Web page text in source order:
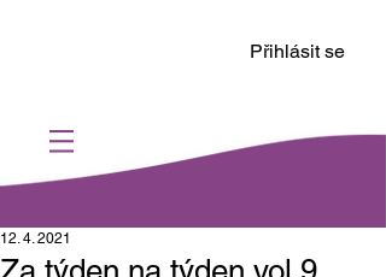
Přihlásit se
12. 4. 2021